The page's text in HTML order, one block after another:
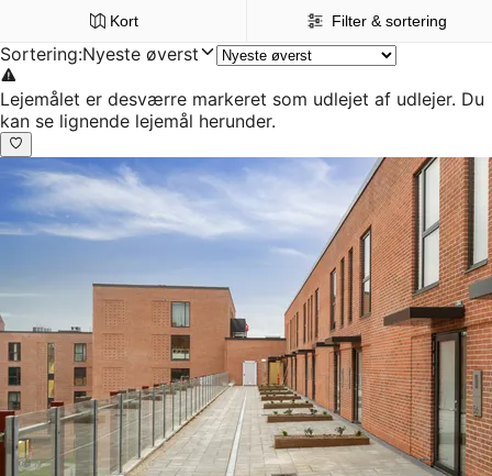
Kort Filter & sortering
Sortering:Nyeste øverst
Lejemålet er desværre markeret som udlejet af udlejer. Du
kan se lignende lejemål herunder.